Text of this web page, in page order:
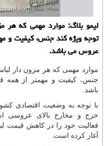
لیمو بلاگ: موارد مهمی كه
توجه ویژه كند جنس، كیفیت و
عروس می باشد.
موارد مهمی که هر مزون دار
جنس، کیفیت و مهمتر از
باشد.
با توجه به وضعیت اقتصادی
خرج و مخارج بالای عروسی
فعالیت خود را در کاهش قیمت
آغاز کرده است.